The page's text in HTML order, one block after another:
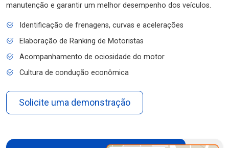
manutenção e garantir um melhor desempenho dos veículos.
Identificação de frenagens, curvas e acelerações
Elaboração de Ranking de Motoristas
Acompanhamento de ociosidade do motor
Cultura de condução econômica
Solicite uma demonstração